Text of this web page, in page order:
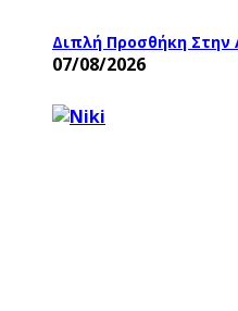
Διπλή Προσθήκη Στην
07/08/2026